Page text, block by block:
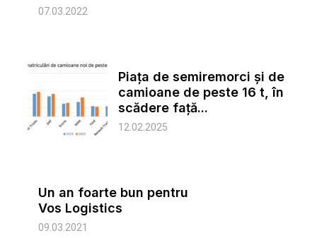
07.03.2022
Piața de semiremorci și de
camioane de peste 16 t, în
scădere față...
12.02.2025
Un an foarte bun pentru
Vos Logistics
09.03.2021